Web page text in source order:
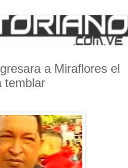
a Miraflores el
temblar